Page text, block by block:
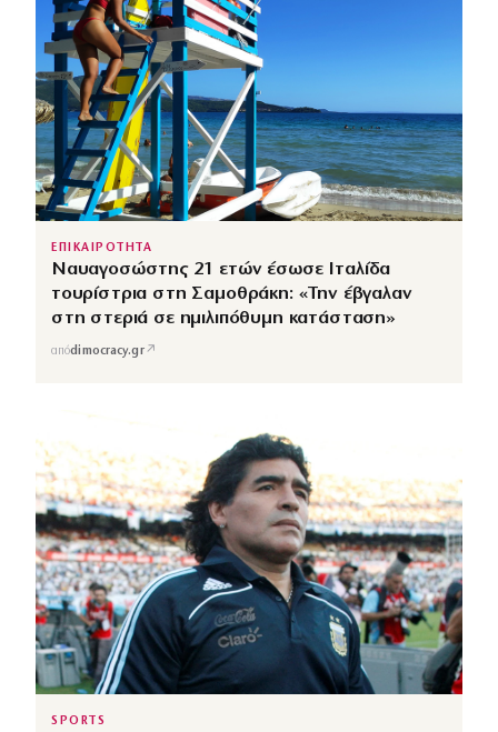
ΕΠΙΚΑΙΡΟΤΗΤΑ
Ναυαγοσώστης 21 ετών έσωσε Ιταλίδα
τουρίστρια στη Σαμοθράκη: «Την έβγαλαν
στη στεριά σε ημιλιπόθυμη κατάσταση»
απόdimocracy.gr↗
SPORTS